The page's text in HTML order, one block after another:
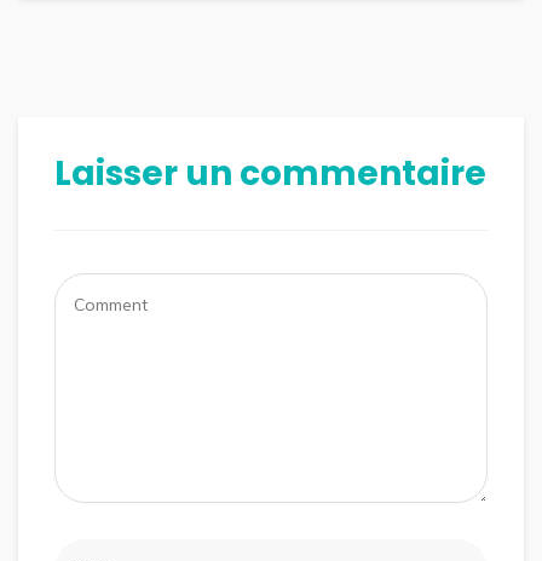
Laisser un commentaire